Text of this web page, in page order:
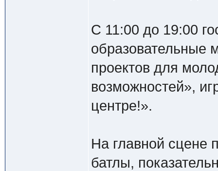
С 11:00 до 19:00
образовательные
проектов для
возможностей»,
центре!».
На главной сцене
батлы,